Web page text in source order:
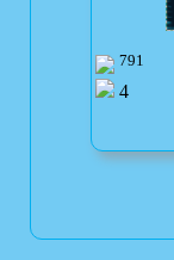
791
4